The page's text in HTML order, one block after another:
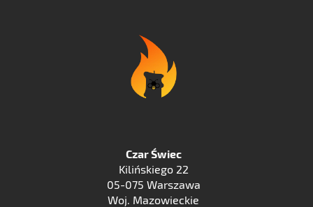
Czar Świec
Kilińskiego 22
05-075 Warszawa
Woj. Mazowieckie